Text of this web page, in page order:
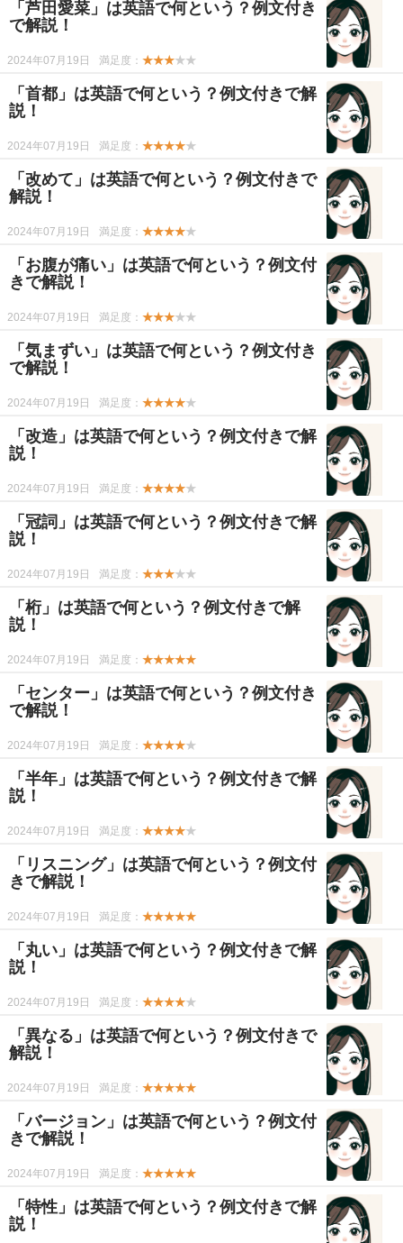
「芦田愛菜」は英語で何という？例文付き
で解説！
2024年07月19日 満足度： ★★★★★
「首都」は英語で何という？例文付きで解
説！
2024年07月19日 満足度： ★★★★★
「改めて」は英語で何という？例文付きで
解説！
2024年07月19日 満足度： ★★★★★
「お腹が痛い」は英語で何という？例文付
きで解説！
2024年07月19日 満足度： ★★★★★
「気まずい」は英語で何という？例文付き
で解説！
2024年07月19日 満足度： ★★★★★
「改造」は英語で何という？例文付きで解
説！
2024年07月19日 満足度： ★★★★★
「冠詞」は英語で何という？例文付きで解
説！
2024年07月19日 満足度： ★★★★★
「桁」は英語で何という？例文付きで解
説！
2024年07月19日 満足度： ★★★★★
「センター」は英語で何という？例文付き
で解説！
2024年07月19日 満足度： ★★★★★
「半年」は英語で何という？例文付きで解
説！
2024年07月19日 満足度： ★★★★★
「リスニング」は英語で何という？例文付
きで解説！
2024年07月19日 満足度： ★★★★★
「丸い」は英語で何という？例文付きで解
説！
2024年07月19日 満足度： ★★★★★
「異なる」は英語で何という？例文付きで
解説！
2024年07月19日 満足度： ★★★★★
「バージョン」は英語で何という？例文付
きで解説！
2024年07月19日 満足度： ★★★★★
「特性」は英語で何という？例文付きで解
説！